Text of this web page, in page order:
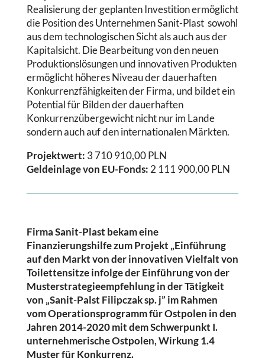
Realisierung der geplanten Investition ermöglicht
die Position des Unternehmen Sanit-Plast sowohl
aus dem technologischen Sicht als auch aus der
Kapitalsicht. Die Bearbeitung von den neuen
Produktionslösungen und innovativen Produkten
ermöglicht höheres Niveau der dauerhaften
Konkurrenzfähigkeiten der Firma, und bildet ein
Potential für Bilden der dauerhaften
Konkurrenzübergewicht nicht nur im Lande
sondern auch auf den internationalen Märkten.
Projektwert: 3 710 910,00 PLN
Geldeinlage von EU-Fonds: 2 111 900,00 PLN
Firma Sanit-Plast bekam eine
Finanzierungshilfe zum Projekt „Einführung
auf den Markt von der innovativen Vielfalt von
Toilettensitze infolge der Einführung von der
Musterstrategieempfehlung in der Tätigkeit
von „Sanit-Palst Filipczak sp. j” im Rahmen
vom Operationsprogramm für Ostpolen in den
Jahren 2014-2020 mit dem Schwerpunkt I.
unternehmerische Ostpolen, Wirkung 1.4
Muster für Konkurrenz.